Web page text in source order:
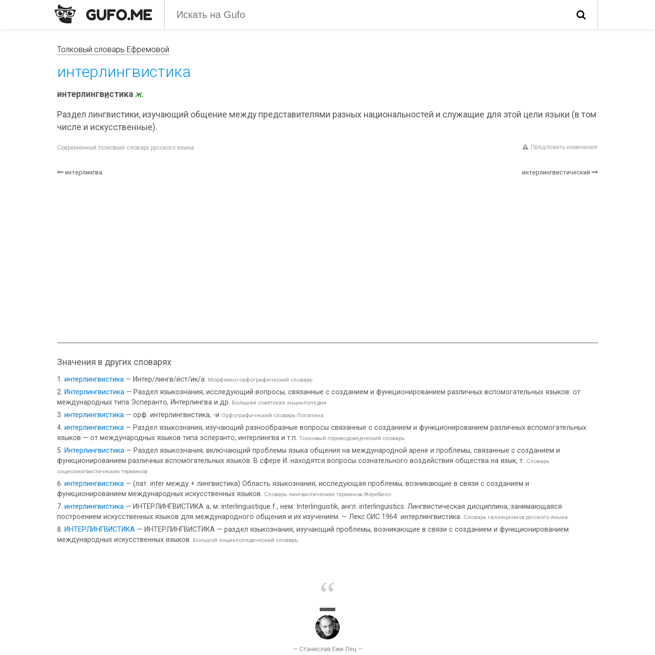
Толковый словарь Ефремовой
интерлингвистика
интерлингвистика ж.
Раздел лингвистики, изучающий общение между представителями разных национальностей и служащие для этой цели языки (в том
числе и искусственные).
Современный толковый словарь русского языка Предложить изменения
интерлингва интерлингвистический
Значения в других словарях
интерлингвистика — Интер/лингв/и́ст/ик/а. Морфемно-орфографический словарь
Интерлингвистика — Раздел языкознания, исследующий вопросы, связанные с созданием и функционированием различных вспомогательных языков: от
международных типа Эсперанто, Интерлингва и др. Большая советская энциклопедия
интерлингвистика — орф. интерлингвистика, -и Орфографический словарь Лопатина
интерлингвистика — Раздел языкознания, изучающий разнообразные вопросы связанные с созданием и функционированием различных вспомогательных
языков — от международных языков типа эсперанто, интерлингва и т.п. Толковый переводоведческий словарь
Интерлингвистика — Раздел языкознания, включающий проблемы языка общения на международной арене и проблемы, связанные с созданием и
функционированием различных вспомогательных языков. В сфере И. находятся вопросы сознательного воздействия общества на язык, т. Словарь
социолингвистических терминов
интерлингвистика — (лат. inter между + лингвистика) Область языкознания, исследующая проблемы, возникающие в связи с созданием и
функционированием международных искусственных языков. Словарь лингвистических терминов Жеребило
интерлингвистика — ИНТЕРЛИНГВИСТИКА а, м. interlinguistique f., нем. Interlinguistik, англ. interlinguistics. Лингвистическая дисциплина, занимающаяся
построением искусственных языков для международного общения и их изучением. — Лекс.СИС 1964: интерлингвистика. Словарь галлицизмов русского языка
ИНТЕРЛИНГВИСТИКА — ИНТЕРЛИНГВИСТИКА — раздел языкознания, изучающий проблемы, возникающие в связи с созданием и функционированием
международных искусственных языков. Большой энциклопедический словарь